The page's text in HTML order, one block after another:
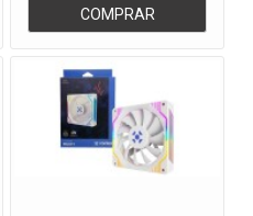
COMPRAR